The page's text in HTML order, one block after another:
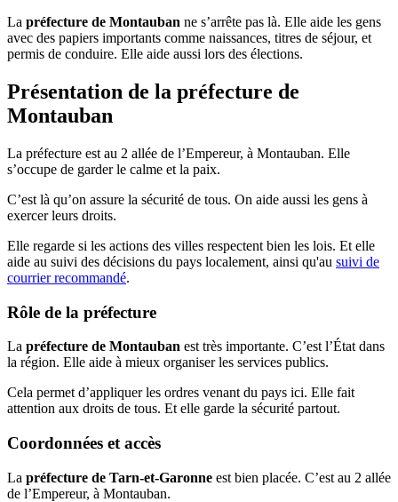
La préfecture de Montauban ne s’arrête pas là. Elle aide les gens
avec des papiers importants comme naissances, titres de séjour, et
permis de conduire. Elle aide aussi lors des élections.
Présentation de la préfecture de
Montauban
La préfecture est au 2 allée de l’Empereur, à Montauban. Elle
s’occupe de garder le calme et la paix.
C’est là qu’on assure la sécurité de tous. On aide aussi les gens à
exercer leurs droits.
Elle regarde si les actions des villes respectent bien les lois. Et elle
aide au suivi des décisions du pays localement, ainsi qu'au suivi de
courrier recommandé.
Rôle de la préfecture
La préfecture de Montauban est très importante. C’est l’État dans
la région. Elle aide à mieux organiser les services publics.
Cela permet d’appliquer les ordres venant du pays ici. Elle fait
attention aux droits de tous. Et elle garde la sécurité partout.
Coordonnées et accès
La préfecture de Tarn-et-Garonne est bien placée. C’est au 2 allée
de l’Empereur, à Montauban.